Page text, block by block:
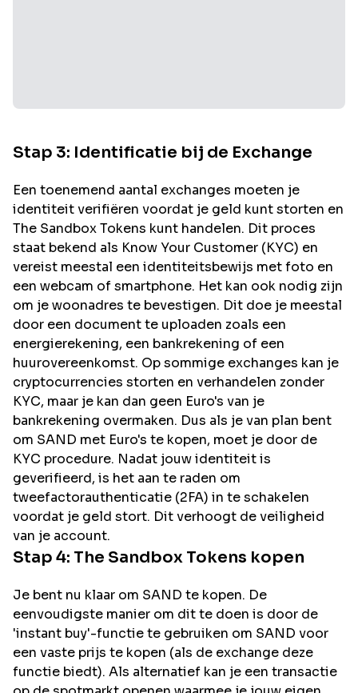
Stap 3: Identificatie bij de Exchange
Een toenemend aantal exchanges moeten je
identiteit verifiëren voordat je geld kunt storten en
The SandboxTokens kunt handelen. Dit proces
staat bekend als Know Your Customer (KYC) en
vereist meestal een identiteitsbewijs met foto en
een webcam of smartphone. Het kan ook nodig zijn
om je woonadres te bevestigen. Dit doe je meestal
door een document te uploaden zoals een
energierekening, een bankrekening of een
huurovereenkomst. Op sommige exchanges kan je
cryptocurrencies storten en verhandelen zonder
KYC, maar je kan dan geen Euro's van je
bankrekening overmaken. Dus als je van plan bent
om SAND met Euro's te kopen, moet je door de
KYC procedure. Nadat jouw identiteit is
geverifieerd, is het aan te raden om
tweefactorauthenticatie (2FA) in te schakelen
voordat je geld stort. Dit verhoogt de veiligheid
van je account.
Stap 4: The Sandbox Tokens kopen
Je bent nu klaar om SAND te kopen. De
eenvoudigste manier om dit te doen is door de
'instant buy'-functie te gebruiken om SAND voor
een vaste prijs te kopen (als de exchange deze
functie biedt). Als alternatief kan je een transactie